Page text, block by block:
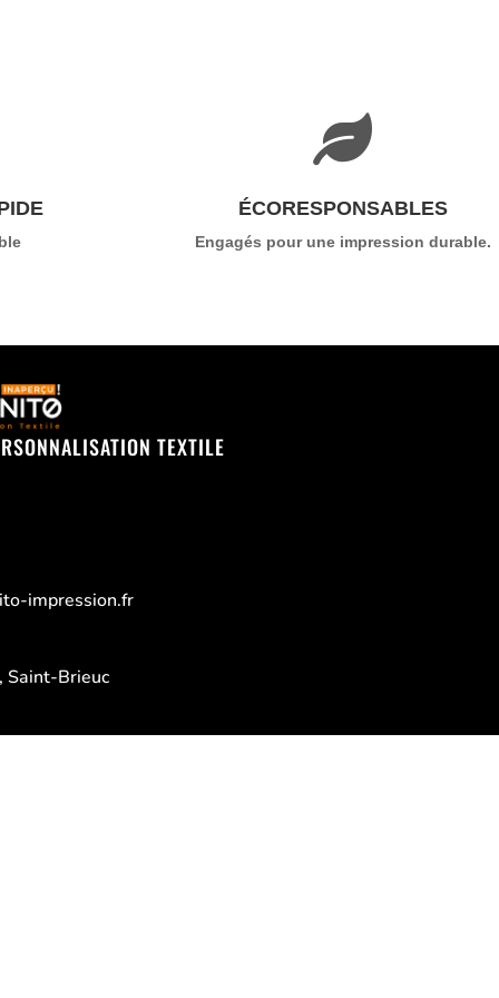

ÉCORESPONSABLES
Engagés pour une impression durable.
TEXTILE
impression.fr
Saint-Brieuc